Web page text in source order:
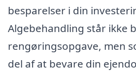
besparelser i din
Algebehandling står ikke
rengøringsopgave, men
del af at bevare din